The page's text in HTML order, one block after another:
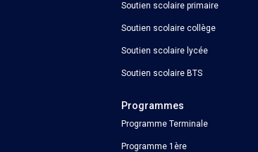
Soutien scolaire primaire
Soutien scolaire collège
Soutien scolaire lycée
Soutien scolaire BTS
Programmes
Programme Terminale
Programme 1ère